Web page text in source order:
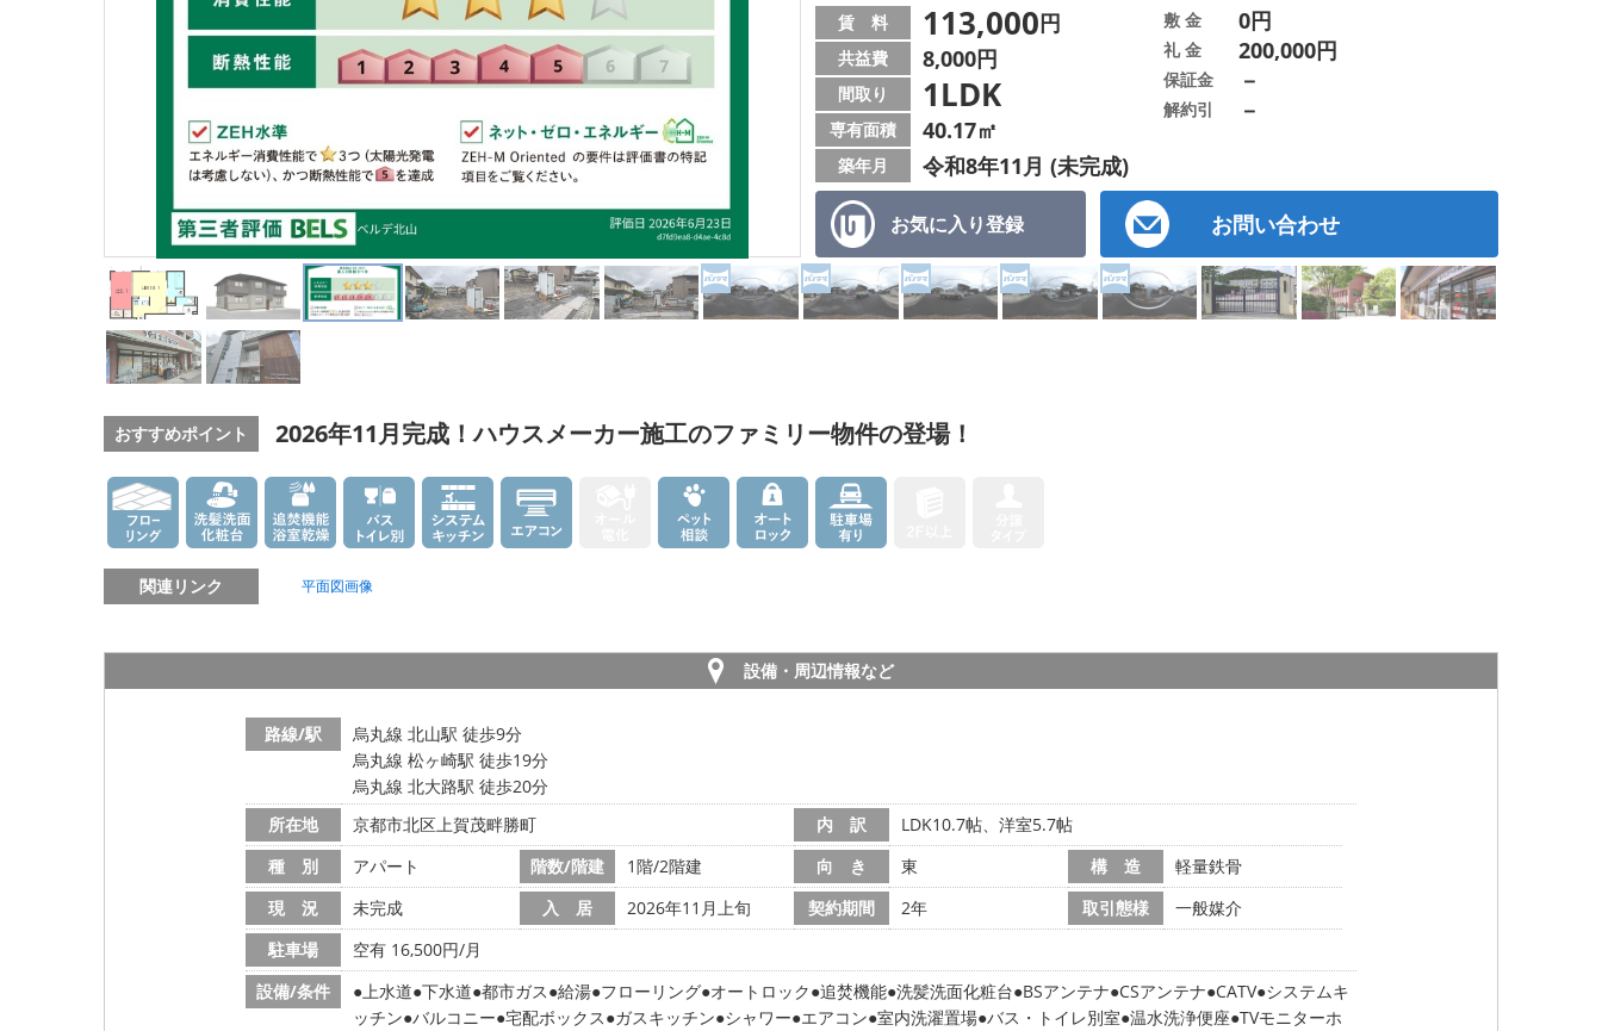
お気に入り登録 お問い合わせ
賃 料 113,000円
共益費 8,000円
間取り 1LDK
専有面積 40.17㎡
築年月 令和8年11月 (未完成)
敷 金 0円
礼 金 200,000円
保証金 －
解約引 －
おすすめポイント 2026年11月完成！ハウスメーカー施工のファミリー物件の登場！
関連リンク 平面図画像
設備・周辺情報など
路線/駅
烏丸線 北山駅 徒歩9分
烏丸線 松ヶ崎駅 徒歩19分
烏丸線 北大路駅 徒歩20分
所在地
京都市北区上賀茂畔勝町 内 訳
LDK10.7帖、洋室5.7帖
種 別
アパート 階数/階建 1階/2階建 向 き 東 構 造
軽量鉄骨
現 況
未完成 入 居 2026年11月上旬 契約期間 2年 取引態様
一般媒介
駐車場
空有 16,500円/月
設備/条件
上水道 下水道 都市ガス 給湯 フローリング オートロック 追焚機能 洗髪洗面化粧台 BSアンテナ CSアンテナ CATV システムキ
ッチン バルコニー 宅配ボックス ガスキッチン シャワー エアコン 室内洗濯置場 バス・トイレ別室 温水洗浄便座 TVモニターホ